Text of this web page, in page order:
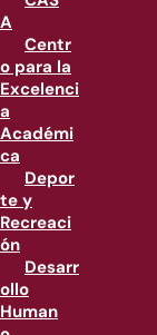
A
Centr
o para la
Excelenci
a
Académi
ca
Depor
te y
Recreaci
ón
Desarr
ollo
Human